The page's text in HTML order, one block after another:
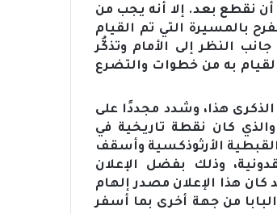
نقطع بعد. إلا أنه يجب من
بالمسيرة التي تم القيام
النظر إلى الأمام وتذكُّر
به من خطوات والتضرع
هذا، وشدد مجددًا على
كان نقطة تاريخية في
الأرثوذكسية وأسقف
وذلك بفضل الإعلان
المشترك الذي تم التوقيع عليه في ١٠ مايو ١٩٧٣، وقد كان هذا الإعلان مصدر إلهام
من جهة أخرى بما أسفر